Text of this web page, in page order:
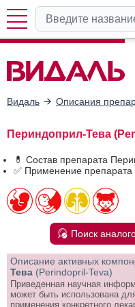
Видаль Описания
Периндоприл-Тева
💊 Состав препарата
✅ Применение
Поиск
Описание активных
Тева (Perindopril-Teva)
Приведенная научная
может быть использована
применения конкретного